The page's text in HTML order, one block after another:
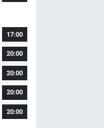
17:00
20:00
20:00
20:00
20:00